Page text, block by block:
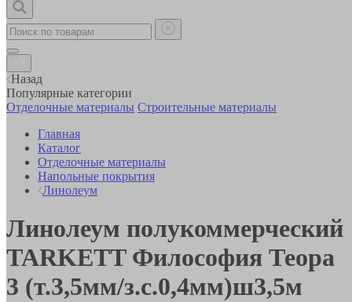
Назад
Популярные категории
Отделочные материалы Строительные материалы
Главная
Каталог
Отделочные материалы
Напольные покрытия
Линолеум
Линолеум полукоммерческий
TARKETT Философия Теора
3 (т.3,5мм/з.с.0,4мм)ш3,5м